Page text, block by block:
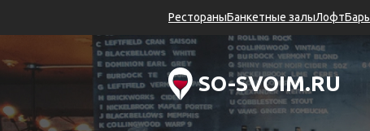
РестораныБанкетные залыЛофт
SO-SVOIM.RU